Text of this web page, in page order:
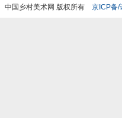
中国乡村美术网 版权所有 京ICP备/